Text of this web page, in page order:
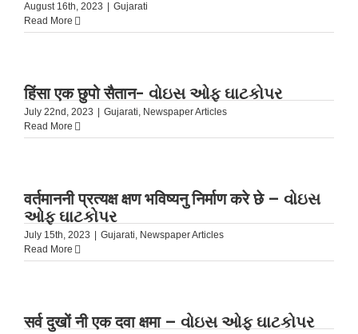
August 16th, 2023
Gujarati
Read More
हिंसा एक छुपो सैतान- વોઇસ ઓફ ઘાટકોપર
July 22nd, 2023 Gujarati, Newspaper Articles
Read More
वर्तमाननी प्रत्यक्ष क्षण भविष्यनु निर्माण करे छे – વોઇસ
ઓફ ઘાટકોપર
July 15th, 2023 Gujarati, Newspaper Articles
Read More
सर्व दुखों नी एक दवा क्षमा – વોઇસ ઓફ ઘાટકોપર